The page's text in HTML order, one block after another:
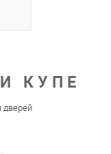
КУПЕ
дверей